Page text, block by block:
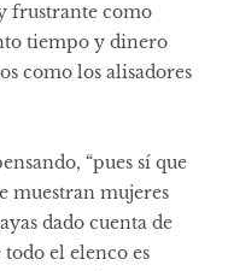
frustrante como
tiempo y dinero
como los alisadores
“pues sí que
muestran mujeres
dado cuenta de
todo el elenco es